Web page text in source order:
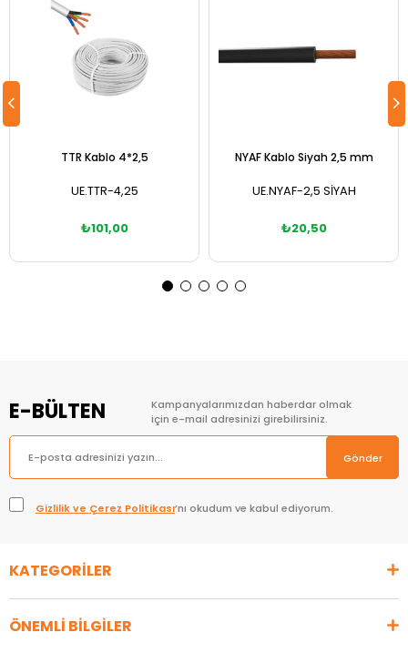
TTR Kablo 4*2,5
UE.TTR-4,25
₺101,00
NYAF Kablo Siyah 2,5 mm
UE.NYAF-2,5 SİYAH
₺20,50
E-BÜLTEN
Kampanyalarımızdan haberdar olmak
için e-mail adresinizi girebilirsiniz.
Gönder
Gizlilik ve Çerez Politikası’nı okudum ve kabul ediyorum.
KATEGORİLER
ÖNEMLİ BİLGİLER